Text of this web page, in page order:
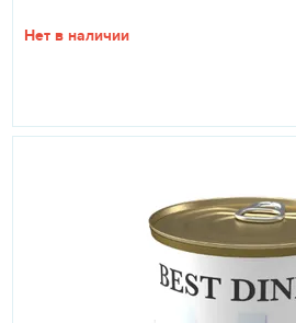
Нет в наличии